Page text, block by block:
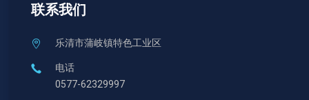
联系我们
乐清市蒲岐镇特色工业区
电话
0577-62329997